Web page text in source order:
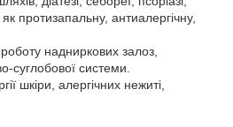
протизапальну, антиалергічну,
надниркових залоз,
суглобової системи.
шкіри, алергічних нежиті,